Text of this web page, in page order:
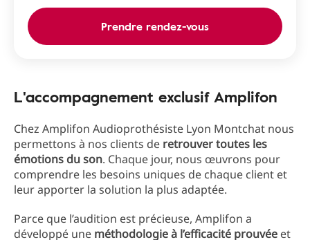
Prendre rendez-vous
L'accompagnement exclusif Amplifon
Chez Amplifon Audioprothésiste Lyon Montchat nous
permettons à nos clients de retrouver toutes les
émotions du son. Chaque jour, nous œuvrons pour
comprendre les besoins uniques de chaque client et
leur apporter la solution la plus adaptée.
Parce que l’audition est précieuse, Amplifon a
développé une méthodologie à l’efficacité prouvée et